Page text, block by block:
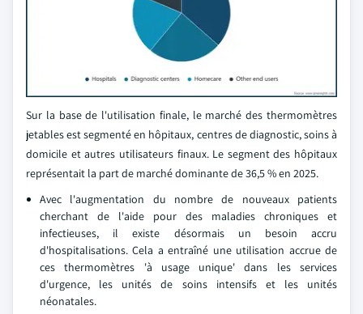
Sur la base de l'utilisation finale, le marché des thermomètres
jetables est segmenté en hôpitaux, centres de diagnostic, soins à
domicile et autres utilisateurs finaux. Le segment des hôpitaux
représentait la part de marché dominante de 36,5 % en 2025.
Avec l'augmentation du nombre de nouveaux patients
cherchant de l'aide pour des maladies chroniques et
infectieuses, il existe désormais un besoin accru
d'hospitalisations. Cela a entraîné une utilisation accrue de
ces thermomètres 'à usage unique' dans les services
d'urgence, les unités de soins intensifs et les unités
néonatales.